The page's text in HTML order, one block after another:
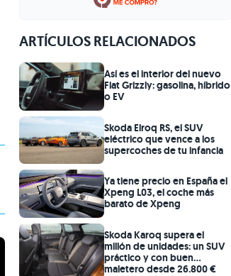
ARTÍCULOS RELACIONADOS
Así es el interior del nuevo
Fiat Grizzly: gasolina, híbrido
o EV
Skoda Elroq RS, el SUV
eléctrico que vence a los
supercoches de tu infancia
Ya tiene precio en España el
Xpeng L03, el coche más
barato de Xpeng
Skoda Karoq supera el
millón de unidades: un SUV
práctico y con buen
maletero desde 26.800 €